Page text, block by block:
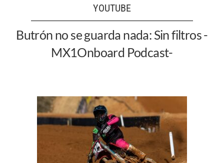
YOUTUBE
Butrón no se guarda nada: Sin filtros -
MX1Onboard Podcast-